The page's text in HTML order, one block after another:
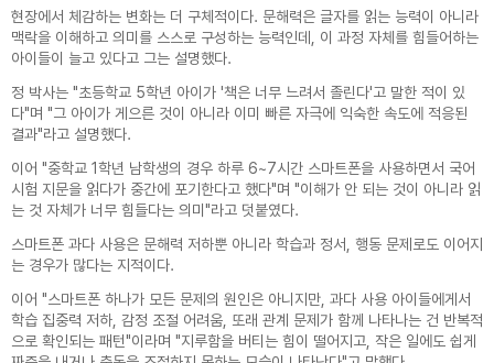
현장에서 체감하는 변화는 더 구체적이다. 문해력은 글자를 읽는 능력이 아니라
맥락을 이해하고 의미를 스스로 구성하는 능력인데, 이 과정 자체를 힘들어하는
아이들이 늘고 있다고 그는 설명했다.
정 박사는 "초등학교 5학년 아이가 '책은 너무 느려서 졸린다'고 말한 적이 있
다"며 "그 아이가 게으른 것이 아니라 이미 빠른 자극에 익숙한 속도에 적응된
결과"라고 설명했다.
이어 "중학교 1학년 남학생의 경우 하루 6~7시간 스마트폰을 사용하면서 국어
시험 지문을 읽다가 중간에 포기한다고 했다"며 "이해가 안 되는 것이 아니라 읽
는 것 자체가 너무 힘들다는 의미"라고 덧붙였다.
스마트폰 과다 사용은 문해력 저하뿐 아니라 학습과 정서, 행동 문제로도 이어지
는 경우가 많다는 지적이다.
이어 "스마트폰 하나가 모든 문제의 원인은 아니지만, 과다 사용 아이들에게서
학습 집중력 저하, 감정 조절 어려움, 또래 관계 문제가 함께 나타나는 건 반복적
으로 확인되는 패턴"이라며 "지루함을 버티는 힘이 떨어지고, 작은 일에도 쉽게
웰마인드 심리상담센터는 다음과 같은 방법으로
개인정보를 수집합니다.
- 홈페이지 접속
2. 개인정보의 수집 및 이용목적
웰마인드 심리상담센터가 개인정보를 수집·이용
3. 개인정보의 목적 외 이용 및 제3자 제공
가. 웰마인드 심리상담센터는 정보주체의 개인
정보를 개인정보의 수집 및 이용목적으로 고지
한 범위 내에서만 사용하며, 동 범위를 초과하여
나. 웰마인드 심리상담센터가 정보주체의 개인
정보를 제3자에게 제공하게 되는 경우, 제공하
는 개인정보, 제3자의 정보 등에 관하여 사전에
정보주체에게 별도 고지하여 동의를 구하는 절
거부에 따른 불이익 내용
- 개인정보 수집에 동의를 거부할 권리가 있으
나 최소한의 개인정보 수집 동의 거부 시에는 해
당 서비스가 제한됩니다.
4. 동의를 거부할 권리가 있다는 사실 및 동의
거부에 따른 불이익 내용
- 개인정보 수집에 동의를 거부할 권리가 있으
나 최소한의 개인정보 수집 동의 거부 시에는 해